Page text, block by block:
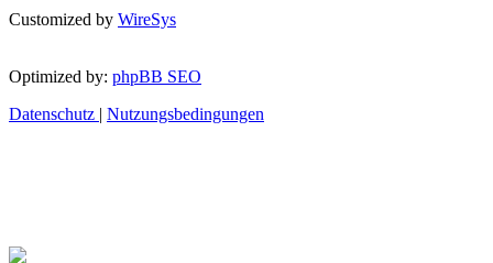
Customized by WireSys
Optimized by: phpBB SEO
Datenschutz | Nutzungsbedingungen